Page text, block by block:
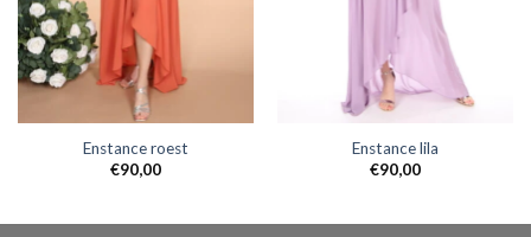
Enstance roest
€90,00
Enstance lila
€90,00